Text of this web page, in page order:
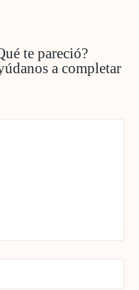
te pareció?
a completar